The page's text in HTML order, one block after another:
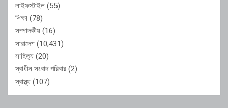
লাইফস্টাইল (55)
শিক্ষা (78)
সম্পাদকীয় (16)
সারাদেশ (10,431)
সাহিত্য (20)
স্বাধীন সংবাদ পরিবার (2)
স্বাস্থ্য (107)